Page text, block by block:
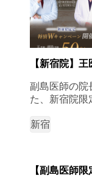
【新宿院】
副島医師の院
た、新宿院限
新宿
【副島医師